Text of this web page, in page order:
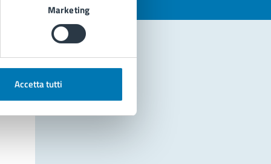
Marketing
Accetta tutti